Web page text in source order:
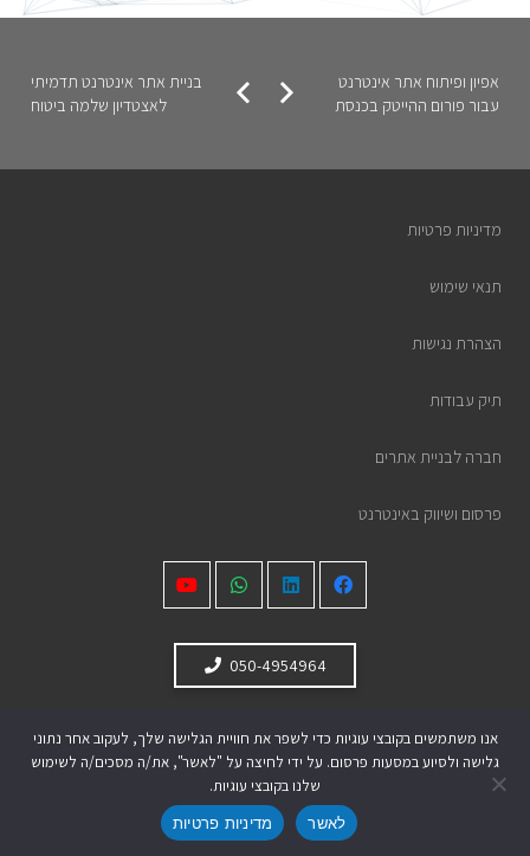
בניית אתר אינטרנט תדמיתי
לאצטדיון שלמה ביטוח
אפיון ופיתוח אתר אינטרנט
עבור פורום ההייטק בכנסת
מדיניות פרטיות
תנאי שימוש
הצהרת נגישות
תיק עבודות
חברה לבניית אתרים
פרסום ושיווק באינטרנט
050-4954964
face 2 face 2025 © כל הזכויות שמורות
אנו משתמשים בקובצי עוגיות כדי לשפר את חוויית הגלישה שלך, לעקוב אחר נתוני
גלישה ולסיוע במסעות פרסום. על ידי לחיצה על "לאשר", את/ה מסכים/ה לשימוש
שלנו בקובצי עוגיות.
לאשר מדיניות פרטיות